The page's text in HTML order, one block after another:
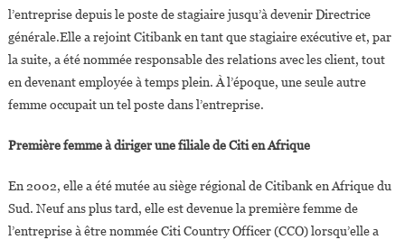
l’entreprise depuis le poste de stagiaire jusqu’à devenir Directrice
générale.Elle a rejoint Citibank en tant que stagiaire exécutive et, par
la suite, a été nommée responsable des relations avec les client, tout
en devenant employée à temps plein. À l’époque, une seule autre
femme occupait un tel poste dans l’entreprise.
Première femme à diriger une filiale de Citi en Afrique
En 2002, elle a été mutée au siège régional de Citibank en Afrique du
Sud. Neuf ans plus tard, elle est devenue la première femme de
l’entreprise à être nommée Citi Country Officer (CCO) lorsqu’elle a